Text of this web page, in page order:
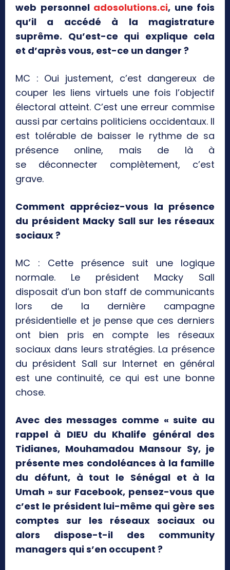
web personnel adosolutions.ci, une fois
qu’il a accédé à la magistrature
suprême. Qu’est-ce qui explique cela
et d’après vous, est-ce un danger ?
MC : Oui justement, c’est dangereux de
couper les liens virtuels une fois l’objectif
électoral atteint. C’est une erreur commise
aussi par certains politiciens occidentaux. Il
est tolérable de baisser le rythme de sa
présence online, mais de là à
se déconnecter complètement, c’est
grave.
Comment appréciez-vous la présence
du président Macky Sall sur les réseaux
sociaux ?
MC : Cette présence suit une logique
normale. Le président Macky Sall
disposait d’un bon staff de communicants
lors de la dernière campagne
présidentielle et je pense que ces derniers
ont bien pris en compte les réseaux
sociaux dans leurs stratégies. La présence
du président Sall sur Internet en général
est une continuité, ce qui est une bonne
chose.
Avec des messages comme « suite au
rappel à DIEU du Khalife général des
Tidianes, Mouhamadou Mansour Sy, je
présente mes condoléances à la famille
du défunt, à tout le Sénégal et à la
Umah » sur Facebook, pensez-vous que
c’est le président lui-même qui gère ses
comptes sur les réseaux sociaux ou
alors dispose-t-il des community
managers qui s’en occupent ?